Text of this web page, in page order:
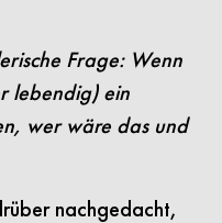
Frage: Wenn
lebendig) ein
wer wäre das und
nachgedacht,